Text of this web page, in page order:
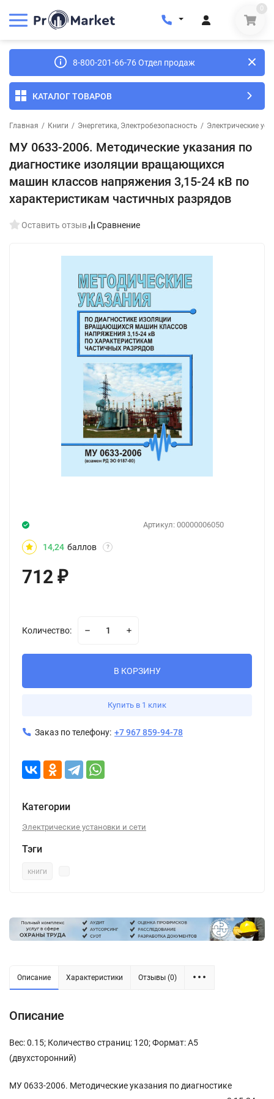
0
8-800-201-66-76 Отдел продаж
КАТАЛОГ ТОВАРОВ
Главная / Книги / Энергетика, Электробезопасность / Электрические
МУ 0633-2006. Методические указания по
диагностике изоляции вращающихся
машин классов напряжения 3,15-24 кВ по
характеристикам частичных разрядов
Оставить отзыв Сравнение
Артикул: 00000006050
14,24 баллов ?
712 ₽
Количество:
В КОРЗИНУ
Купить в 1 клик
Заказ по телефону: +7 967 859-94-78
Категории
Электрические установки и сети
Тэги
книги
Описание Характеристики Отзывы (0)
Описание
Вес: 0.15; Количество страниц: 120; Формат: А5
(двухсторонний)
МУ 0633-2006. Методические указания по диагностике